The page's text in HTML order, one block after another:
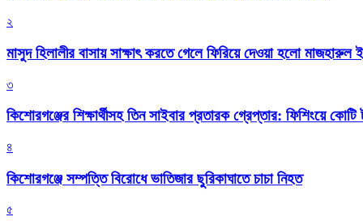
২
মাসুদ হিলালীর বাসায় সাক্ষাৎ করতে গেলে ফিরিয়ে দেওয়া হলো মাজহারুল
৩
কিশোরগঞ্জের শিক্ষার্থীসহ তিন সাইবার প্রতারক গ্রেপ্তার: ফিশিংয়ে
৪
কিশোরগঞ্জে সম্পত্তি বিরোধে ভাতিজার ছুরিকাঘাতে চাচা নিহত
৫